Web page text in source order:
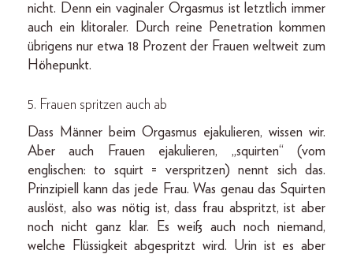
nicht. Denn ein vaginaler Orgasmus ist letztlich immer
auch ein klitoraler. Durch reine Penetration kommen
übrigens nur etwa 18 Prozent der Frauen weltweit zum
Höhepunkt.
5. Frauen spritzen auch ab
Dass Männer beim Orgasmus ejakulieren, wissen wir.
Aber auch Frauen ejakulieren, „squirten“ (vom
englischen: to squirt = verspritzen) nennt sich das.
Prinzipiell kann das jede Frau. Was genau das Squirten
auslöst, also was nötig ist, dass frau abspritzt, ist aber
noch nicht ganz klar. Es weiß auch noch niemand,
welche Flüssigkeit abgespritzt wird. Urin ist es aber